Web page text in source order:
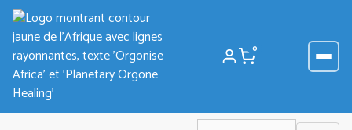
Aller
contenu
0